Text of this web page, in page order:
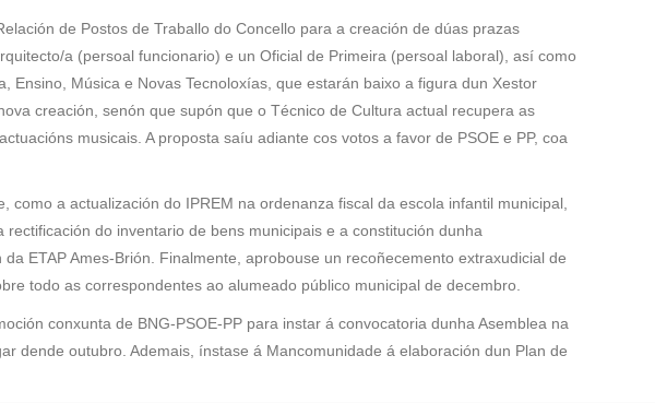
de Postos de Traballo do Concello para a creación de dúas prazas
a (persoal funcionario) e un Oficial de Primeira (persoal laboral), así como
Ensino, Música e Novas Tecnoloxías, que estarán baixo a figura dun Xestor
creación, senón que supón que o Técnico de Cultura actual recupera as
musicais. A proposta saíu adiante cos votos a favor de PSOE e PP, coa
a actualización do IPREM na ordenanza fiscal da escola infantil municipal,
do inventario de bens municipais e a constitución dunha
ETAP Ames-Brión. Finalmente, aprobouse un recoñecemento extraxudicial de
todo as correspondentes ao alumeado público municipal de decembro.
conxunta de BNG-PSOE-PP para instar á convocatoria dunha Asemblea na
dende outubro. Ademais, ínstase á Mancomunidade á elaboración dun Plan de